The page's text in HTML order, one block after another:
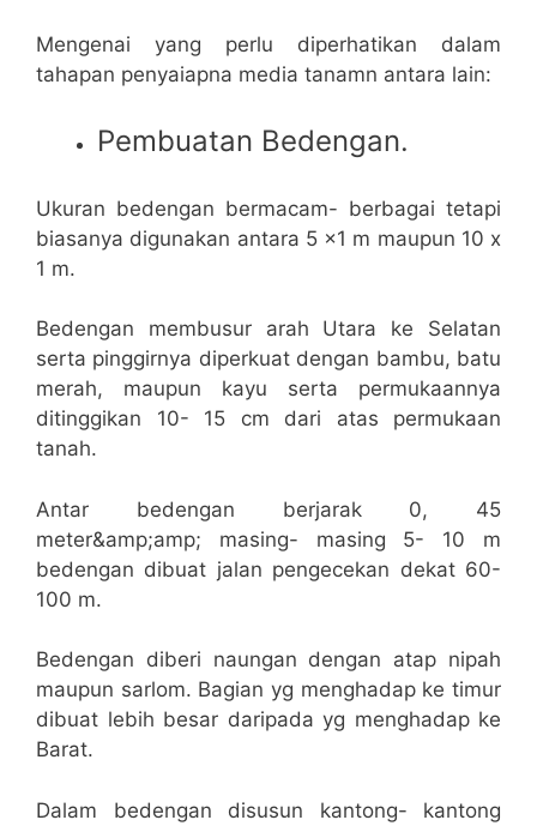
Mengenai yang perlu diperhatikan dalam
tahapan penyaiapna media tanamn antara lain:
Pembuatan Bedengan.
Ukuran bedengan bermacam- berbagai tetapi
biasanya digunakan antara 5 x1 m maupun 10 x
1 m.
Bedengan membusur arah Utara ke Selatan
serta pinggirnya diperkuat dengan bambu, batu
merah, maupun kayu serta permukaannya
ditinggikan 10- 15 cm dari atas permukaan
tanah.
Antar bedengan berjarak 0, 45
meter&amp;amp; masing- masing 5- 10 m
bedengan dibuat jalan pengecekan dekat 60-
100 m.
Bedengan diberi naungan dengan atap nipah
maupun sarlom. Bagian yg menghadap ke timur
dibuat lebih besar daripada yg menghadap ke
Barat.
Dalam bedengan disusun kantong- kantong